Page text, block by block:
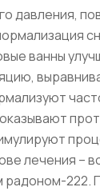
давления,
ванны
лечения –
222.